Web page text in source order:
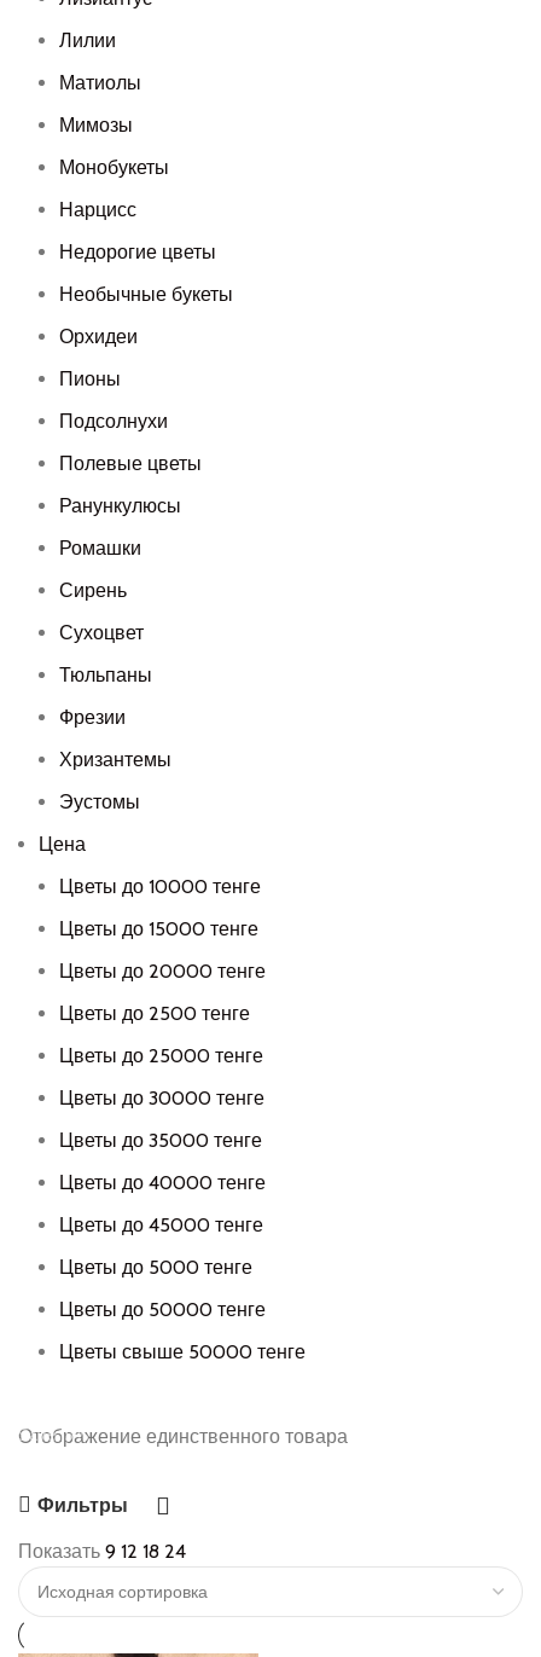
Лилии
Матиолы
Мимозы
Монобукеты
Нарцисс
Недорогие цветы
Необычные букеты
Орхидеи
Пионы
Подсолнухи
Полевые цветы
Ранункулюсы
Ромашки
Сирень
Сухоцвет
Тюльпаны
Фрезии
Хризантемы
Эустомы
Цена
Цветы до 10000 тенге
Цветы до 15000 тенге
Цветы до 20000 тенге
Цветы до 2500 тенге
Цветы до 25000 тенге
Цветы до 30000 тенге
Цветы до 35000 тенге
Цветы до 40000 тенге
Цветы до 45000 тенге
Цветы до 5000 тенге
Цветы до 50000 тенге
Цветы свыше 50000 тенге
Save 15%
Отображение единственного товара
Фильтры
Показать 9 12 18 24